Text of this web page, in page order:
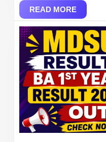
READ MOREREAD
MORE